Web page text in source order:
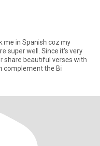
me in Spanish coz my
super well. Since it's very
share beautiful verses with
complement the Bi